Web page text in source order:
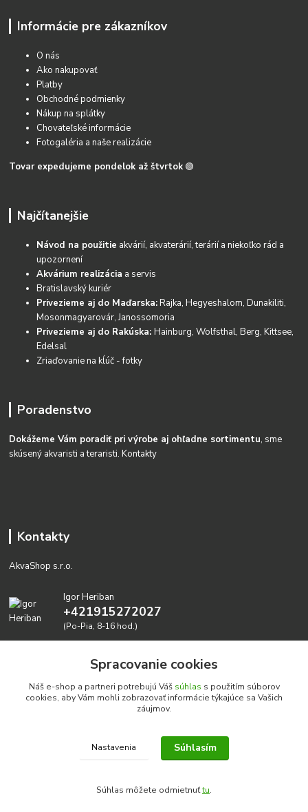
Informácie pre zákazníkov
O nás
Ako nakupovať
Platby
Obchodné podmienky
Nákup na splátky
Chovateľské informácie
Fotogaléria a naše realizácie
Tovar expedujeme pondelok až štvrtok 🟢
Najčítanejšie
Návod na použitie akvárií, akvaterárií, terárií a niekoľko rád a
upozornení
Akvárium realizácia a servis
Bratislavský kuriér
Privezieme aj do Maďarska:Rajka, Hegyeshalom, Dunakiliti,
Mosonmagyarovár, Janossomoria
Privezieme aj do Rakúska:Hainburg, Wolfsthal, Berg, Kittsee,
Edelsal
Zriaďovanie na kĺúč - fotky
Poradenstvo
Dokážeme Vám poradiť pri výrobe aj ohľadne sortimentu, sme
skúsený akvaristi a teraristi.Kontakty
Kontakty
AkvaShop s.r.o.
Igor Heriban
+421915272027
(Po-Pia, 8-16 hod.)
Realizujeme prírodné akvária: AkvaShop s.r.o. • IBAN:
SK3911000000002947087849
Spracovanie cookies
Náš e-shop a partneri potrebujú Váš súhlas s použitím súborov
cookies, aby Vám mohli zobrazovať informácie týkajúce sa Vašich
záujmov.
Nastavenia Súhlasím
Súhlas môžete odmietnuťtu.